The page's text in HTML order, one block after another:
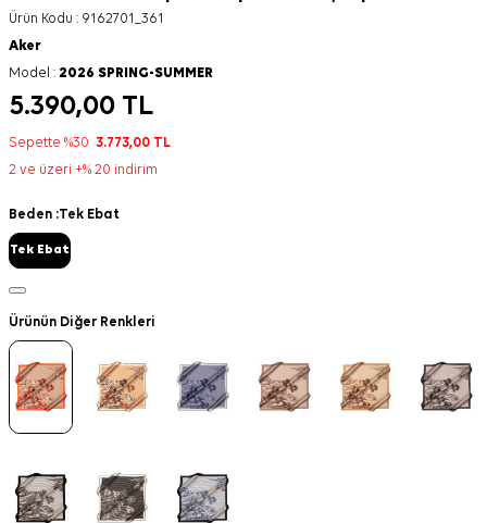
Ürün Kodu : 9162701_361
Aker
Model : 2026 SPRING-SUMMER
5.390,00 TL
Sepette %30 3.773,00 TL
2 ve üzeri +% 20 indirim
Beden :Tek Ebat
Tek Ebat
Ürünün Diğer Renkleri